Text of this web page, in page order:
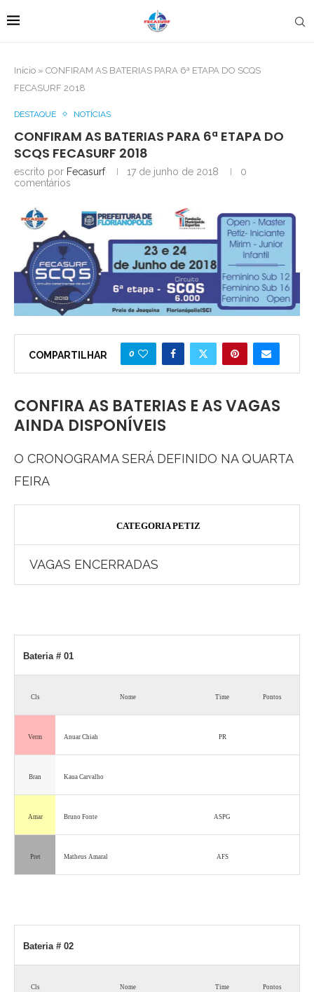
Início » CONFIRAM AS BATERIAS PARA 6ª ETAPA DO SCQS
FECASURF 2018
DESTAQUE NOTÍCIAS
CONFIRAM AS BATERIAS PARA 6ª ETAPA DO
SCQS FECASURF 2018
escrito por Fecasurf 17 de junho de 2018
0
comentários
COMPARTILHAR 0
CONFIRA AS BATERIAS E AS VAGAS
AINDA DISPONÍVEIS
O CRONOGRAMA SERÁ DEFINIDO NA QUARTA
FEIRA
CATEGORIA PETIZ
VAGAS ENCERRADAS
Bateria # 01
Cls Nome Time Pontos
Verm Anuar Chiah PR
Bran Kaua Carvalho
Amar Bruno Fonte ASPG
Pret Matheus Amaral AFS
Bateria # 02
Cls Nome Time Pontos